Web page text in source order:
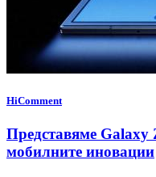
HiComment
Представяме
мобилните иновации